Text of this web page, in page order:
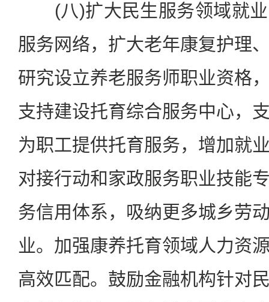
(八)扩大民生服务领域就业
服务网络，扩大老年康复护理
研究设立养老服务师职业资格
支持建设托育综合服务中心，
为职工提供托育服务，增加就
对接行动和家政服务职业技能
务信用体系，吸纳更多城乡劳
业。加强康养托育领域人力资
高效匹配。鼓励金融机构针对